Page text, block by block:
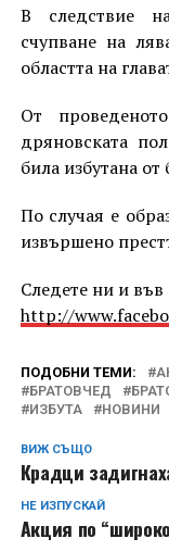
В следствие
счупване на
областта на
От
дряновската
била избутана от
По случая е
извършено
Следете ни и
http://
ПОДОБНИ ТЕМИ:
БРАТОВЧЕД
ИЗБУТА
НОВИНИ
ВИЖ СЪЩО
Крадци
НЕ ИЗПУСКАЙ
Акция по